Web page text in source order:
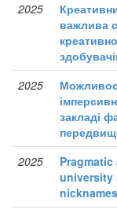
2025
важлива
2025
закладі
2025
university
nicknames